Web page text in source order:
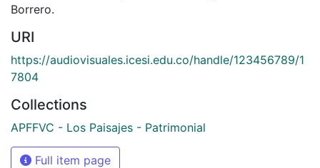
Borrero.
URI
https://audiovisuales.icesi.edu.co/handle/123456789/1
7804
Collections
APFFVC - Los Paisajes - Patrimonial
Full item page